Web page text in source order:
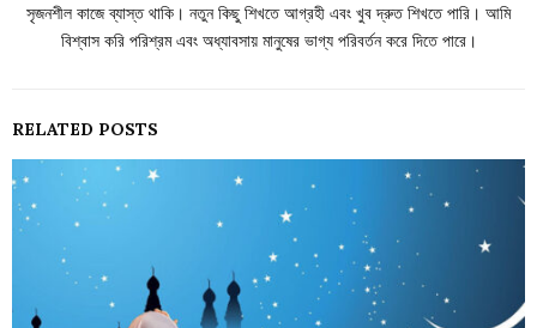
সৃজনশীল কাজে ব্যাস্ত থাকি। নতুন কিছু শিখতে আগ্রহী এবং খুব দ্রুত শিখতে পারি। আমি
বিশ্বাস করি পরিশ্রম এবং অধ্যাবসায় মানুষের ভাগ্য পরিবর্তন করে দিতে পারে।
RELATED POSTS